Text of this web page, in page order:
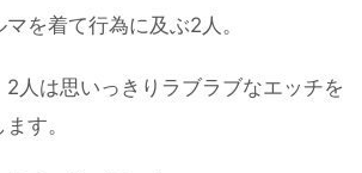
を着て行為に及ぶ2人。
2人は思いっきりラブラブなエッチを
す。